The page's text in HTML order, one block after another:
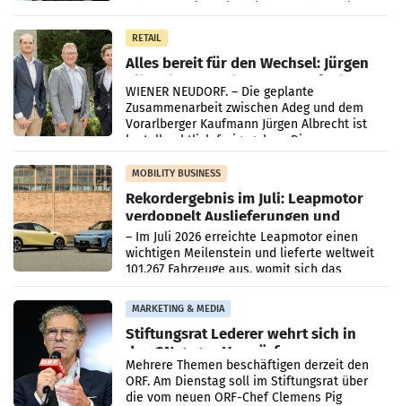
RETAIL
Alles bereit für den Wechsel: Jürgen
Albrecht setzt ab 1.1.2027 auf Adeg
WIENER NEUDORF. – Die geplante
Zusammenarbeit zwischen Adeg und dem
Vorarlberger Kaufmann Jürgen Albrecht ist
kartellrechtlich freigegeben: Die
Bundeswettbewerbsbehörde und der
Bundeskartellanwalt
MOBILITY BUSINESS
Rekordergebnis im Juli: Leapmotor
verdoppelt Auslieferungen und
überschreitet die 100.000er-Marke
– Im Juli 2026 erreichte Leapmotor einen
wichtigen Meilenstein und lieferte weltweit
101.267 Fahrzeuge aus, womit sich das
Ergebnis gegenüber Juli 2025 mehr als
verdoppelte (+102
MARKETING & MEDIA
Stiftungsrat Lederer wehrt sich in
den SN gegen Vorwürfe
Mehrere Themen beschäftigen derzeit den
ORF. Am Dienstag soll im Stiftungsrat über
die vom neuen ORF-Chef Clemens Pig